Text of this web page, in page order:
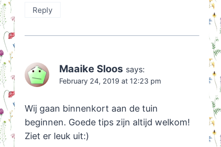
Reply
Maaike Sloos says:
February 24, 2019 at 12:23 pm
Wij gaan binnenkort aan de tuin
beginnen. Goede tips zijn altijd welkom!
Ziet er leuk uit:)